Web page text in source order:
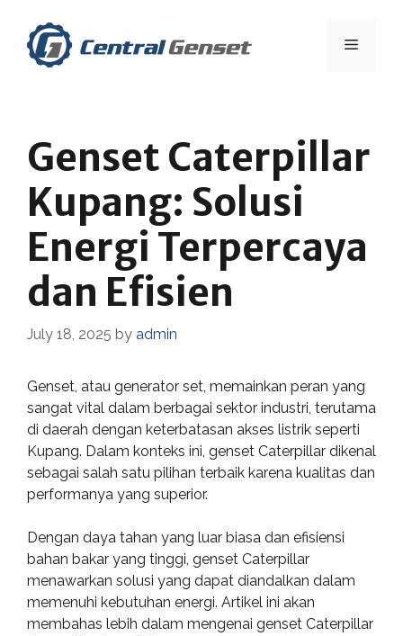
content
Menu
Genset Caterpillar
Kupang: Solusi
Energi Terpercaya
dan Efisien
July 18, 2025 by admin
Genset, atau generator set, memainkan peran yang
sangat vital dalam berbagai sektor industri, terutama
di daerah dengan keterbatasan akses listrik seperti
Kupang. Dalam konteks ini, genset Caterpillar dikenal
sebagai salah satu pilihan terbaik karena kualitas dan
performanya yang superior.
Dengan daya tahan yang luar biasa dan efisiensi
bahan bakar yang tinggi, genset Caterpillar
menawarkan solusi yang dapat diandalkan dalam
memenuhi kebutuhan energi. Artikel ini akan
membahas lebih dalam mengenai genset Caterpillar